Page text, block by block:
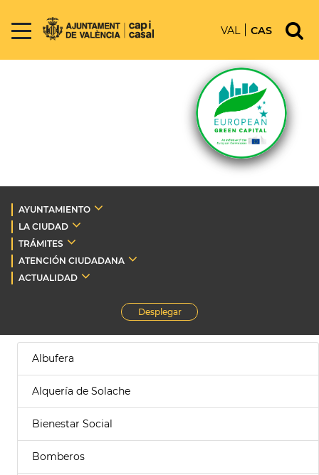
VAL CAS
AYUNTAMIENTO
LA CIUDAD
TRÁMITES
ATENCIÓN CIUDADANA
ACTUALIDAD
Desplegar
Albufera
Alquería de Solache
Bienestar Social
Bomberos